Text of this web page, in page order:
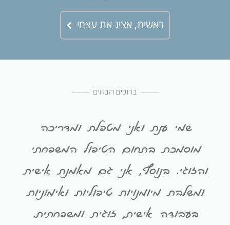
ראשית, אציג את עצמי
ברוכים הבאים
שמי ענת ואני מטפלת ומדריכה
מוסמכת בתחום הטיפול המשפחתי
והזוגי. בנוסף, אני גם מאמנת אישית
ומשלבת מיומנויות טיפוליות ואימוניות
בעבודה אישית, זוגית ומשפחתית.